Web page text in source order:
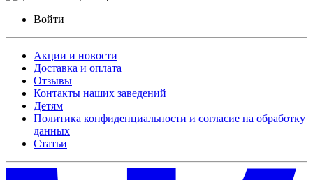
Войти
Акции и новости
Доставка и оплата
Отзывы
Контакты наших заведений
Детям
Политика конфиденциальности и согласие на обработку
данных
Статьи